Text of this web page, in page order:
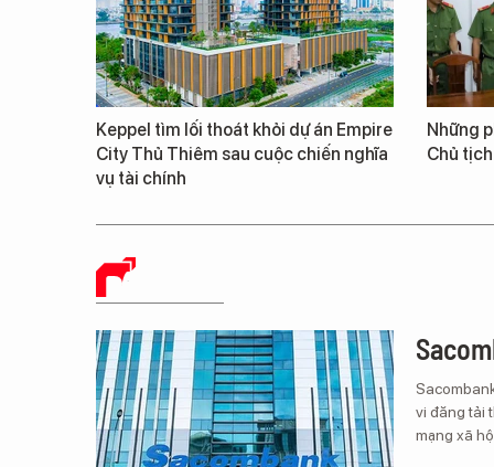
Keppel tìm lối thoát khỏi dự án Empire
City Thủ Thiêm sau cuộc chiến nghĩa
vụ tài chính
Những
Chủ
BÁO CHÍ SỐ
vi đăng tải
mạng xã